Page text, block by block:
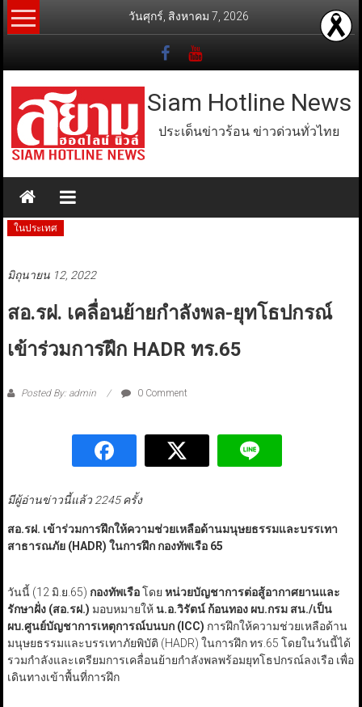
Skip
to
วันศุกร์, สิงหาคม 7, 2026
Siam Hotline News
ประเด็นข่าวร้อน ข่าวด่วนทั่วไทย
ในประเทศ
มิถุนายน 12, 2022
สอ.รฝ. เคลื่อนย้ายกำลังพล-ยุทโธปกรณ์
เข้าร่วมการฝึก HADR ทร.65
Posted By: admin 0 Comment
มีผู้อ่านข่าวนี้แล้ว 2245 ครั้ง
สอ.รฝ. เข้าร่วมการฝึกให้ความช่วยเหลือด้านมนุษยธรรมและบรรเทา
สาธารณภัย (HADR) ในการฝึก กองทัพเรือ 65
วันนี้ (12 มิ.ย.65) กองทัพเรือโดย หน่วยบัญชาการต่อสู้อากาศยานและ
รักษาฝั่ง (สอ.รฝ.) มอบหมายให้น.อ.วิรัตน์ ก้อนทอง ผบ.กรม สน./เป็น
ผบ.ศูนย์บัญชาการเหตุการณ์บนบก (ICC) การฝึกให้ความช่วยเหลือด้าน
มนุษยธรรมและบรรเทาภัยพิบัติ (HADR) ในการฝึก ทร.65 โดยในวันนี้ได้
รวมกำลังและเตรียมการเคลื่อนย้ายกำลังพลพร้อมยุทโธปกรณ์ลงเรือ เพื่อ
เดินทางเข้าพื้นที่การฝึก